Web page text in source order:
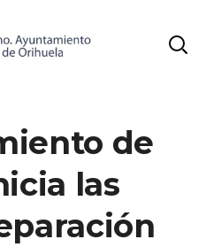
de
las